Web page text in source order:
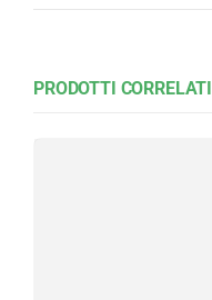
PRODOTTI CORRELATI